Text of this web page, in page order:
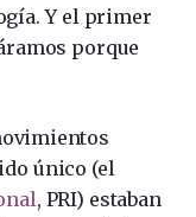
Y el primer
porque
único (el
, PRI) estaban